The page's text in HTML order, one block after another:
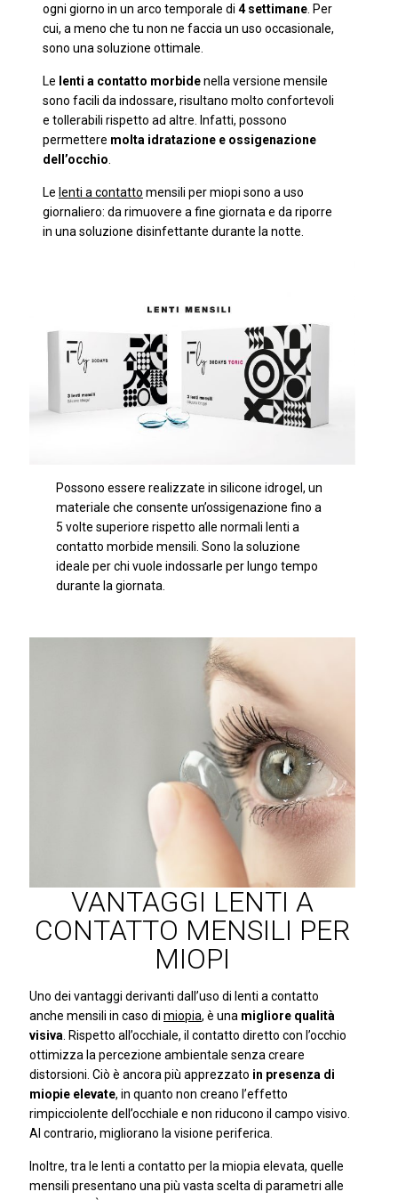
ogni giorno in un arco temporale di 4 settimane . Per
cui, a meno che tu non ne faccia un uso occasionale,
sono una soluzione ottimale.
Le lenti a contatto morbidenella versione mensile
sono facili da indossare, risultano molto confortevoli
e tollerabili rispetto ad altre. Infatti, possono
permettere molta idratazione e ossigenazione
dell’occhio
Le lenti a contatto mensili per miopi sono a uso
giornaliero: da rimuovere a fine giornata e da riporre
in una soluzione disinfettante durante la notte.
Possono essere realizzate in silicone idrogel, un
materiale che consente un’ossigenazione fino a
5 volte superiore rispetto alle normali lenti a
contatto morbide mensili. Sono la soluzione
ideale per chi vuole indossarle per lungo tempo
durante la giornata.
VANTAGGI LENTI A
CONTATTO MENSILI PER
MIOPI
Uno dei vantaggi derivanti dall’uso di lenti a contatto
anche mensili in caso di miopia, è una migliore qualità
visiva. Rispetto all’occhiale, il contatto diretto con l’occhio
ottimizza la percezione ambientale senza creare
distorsioni. Ciò è ancora più apprezzato in presenza di
miopie elevate, in quanto non creano l’effetto
rimpicciolente dell’occhiale e non riducono il campo visivo.
Al contrario, migliorano la visione periferica.
Inoltre, tra le lenti a contatto per la miopia elevata, quelle
mensili presentano una più vasta scelta di parametri alle